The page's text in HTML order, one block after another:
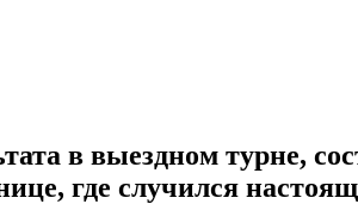
в выездном турне,
где случился